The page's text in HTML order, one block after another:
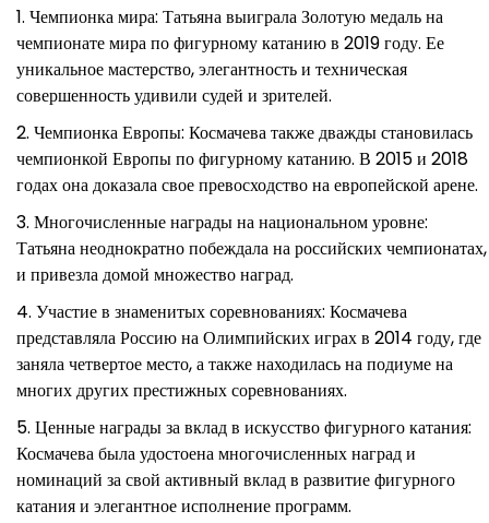
Чемпионка мира: Татьяна выиграла Золотую медаль на
чемпионате мира по фигурному катанию в 2019 году. Ее
уникальное мастерство, элегантность и техническая
совершенность удивили судей и зрителей.
Чемпионка Европы: Космачева также дважды становилась
чемпионкой Европы по фигурному катанию. В 2015 и 2018
годах она доказала свое превосходство на европейской арене.
Многочисленные награды на национальном уровне:
Татьяна неоднократно побеждала на российских чемпионатах,
и привезла домой множество наград.
Участие в знаменитых соревнованиях: Космачева
представляла Россию на Олимпийских играх в 2014 году, где
заняла четвертое место, а также находилась на подиуме на
многих других престижных соревнованиях.
Ценные награды за вклад в искусство фигурного катания:
Космачева была удостоена многочисленных наград и
номинаций за свой активный вклад в развитие фигурного
катания и элегантное исполнение программ.